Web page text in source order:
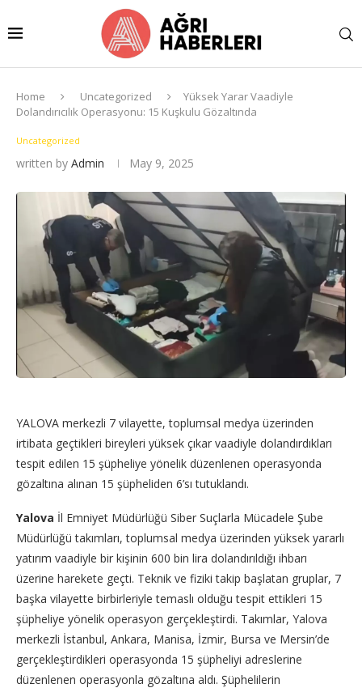
Home Uncategorized
Yüksek Yarar Vaadiyle
Dolandırıcılık Operasyonu: 15 Kuşkulu Gözaltında
Uncategorized
written by Admin May 9, 2025
YALOVA merkezli 7 vilayette, toplumsal medya üzerinden
irtibata geçtikleri bireyleri yüksek çıkar vaadiyle dolandırdıkları
tespit edilen 15 şüpheliye yönelik düzenlenen operasyonda
gözaltına alınan 15 şüpheliden 6’sı tutuklandı.
Yalova İl Emniyet Müdürlüğü Siber Suçlarla Mücadele Şube
Müdürlüğü takımları, toplumsal medya üzerinden yüksek yararlı
yatırım vaadiyle bir kişinin 600 bin lira dolandırıldığı ihbarı
üzerine harekete geçti. Teknik ve fiziki takip başlatan gruplar, 7
başka vilayette birbirleriyle temaslı olduğu tespit ettikleri 15
şüpheliye yönelik operasyon gerçekleştirdi. Takımlar, Yalova
merkezli İstanbul, Ankara, Manisa, İzmir, Bursa ve Mersin’de
gerçekleştirdikleri operasyonda 15 şüpheliyi adreslerine
düzenlenen operasyonla gözaltına aldı. Şüphelilerin